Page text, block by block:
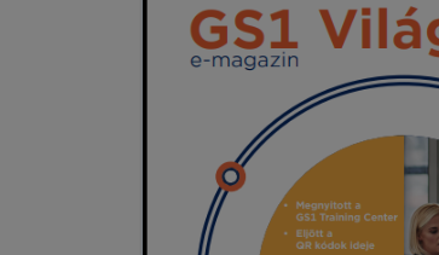
szabványosítást a
különösen a GS1 azonosítási
szabványokat a nagy
termelésben és
látogatás értékes
abba, hogyan ötvözi
vertikálisan integrált
termelő a régóta fennálló
hagyományokat a
gyártási technológiával,
logisztikával és GS1